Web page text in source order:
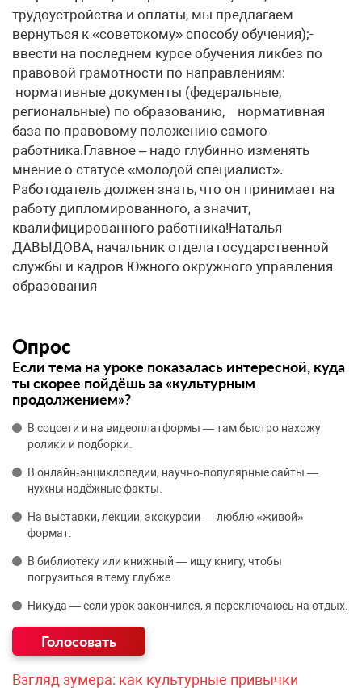
трудоустройства и оплаты, мы предлагаем
вернуться к «советскому» способу обучения);-
ввести на последнем курсе обучения ликбез по
правовой грамотности по направлениям:
нормативные документы (федеральные,
региональные) по образованию, нормативная
база по правовому положению самого
работника.Главное – надо глубинно изменять
мнение о статусе «молодой специалист».
Работодатель должен знать, что он принимает на
работу дипломированного, а значит,
квалифицированного работника!Наталья
ДАВЫДОВА, начальник отдела государственной
службы и кадров Южного окружного управления
образования
Опрос
Если тема на уроке показалась интересной, куда
ты скорее пойдёшь за «культурным
продолжением»?
В соцсети и на видеоплатформы — там быстро нахожу
ролики и подборки.
В онлайн‑энциклопедии, научно‑популярные сайты —
нужны надёжные факты.
На выставки, лекции, экскурсии — люблю «живой»
формат.
В библиотеку или книжный — ищу книгу, чтобы
погрузиться в тему глубже.
Никуда — если урок закончился, я переключаюсь на отдых.
Взгляд зумера: как культурные привычки